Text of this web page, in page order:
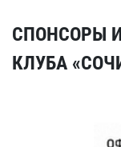
СПОНСОРЫ
КЛУБА